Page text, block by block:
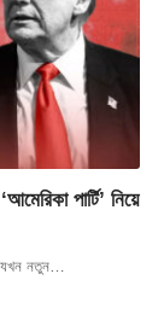
পার্টি’ নিয়ে
যখন নতুন…